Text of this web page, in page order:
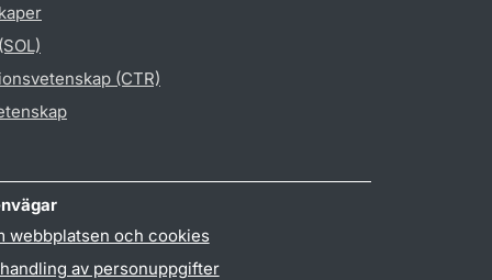
(CTR)
webbplatsen och cookies
av personuppgifter